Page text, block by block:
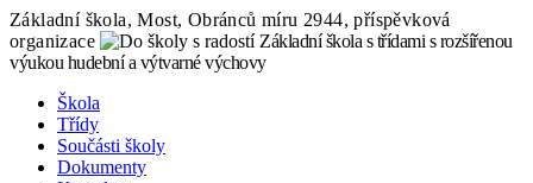
Základní škola, Most, Obránců míru 2944, příspěvková
organizace
Základní škola s třídami s rozšířenou
výukou hudební a výtvarné výchovy
Škola
Třídy
Součásti školy
Dokumenty